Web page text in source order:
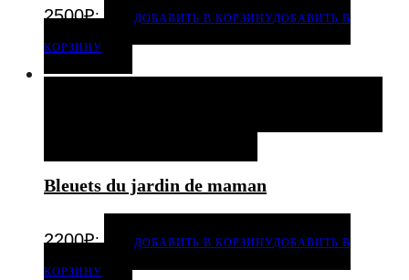
2500₽. ДОБАВИТЬ В КОРЗИНУДОБАВИТЬ В
КОРЗИНУ
Bleuets du jardin de maman
2200₽. ДОБАВИТЬ В КОРЗИНУДОБАВИТЬ В
КОРЗИНУ